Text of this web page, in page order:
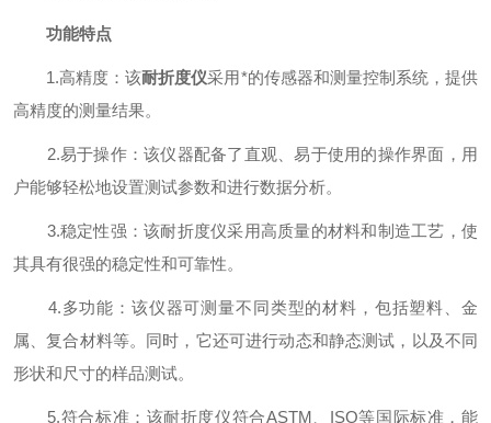
功能特点
1.高精度：该耐折度仪采用*的传感器和测量控制系统，提供
高精度的测量结果。
2.易于操作：该仪器配备了直观、易于使用的操作界面，用
户能够轻松地设置测试参数和进行数据分析。
3.稳定性强：该耐折度仪采用高质量的材料和制造工艺，使
其具有很强的稳定性和可靠性。
4.多功能：该仪器可测量不同类型的材料，包括塑料、金
属、复合材料等。同时，它还可进行动态和静态测试，以及不同
形状和尺寸的样品测试。
5.符合标准：该耐折度仪符合ASTM、ISO等国际标准，能